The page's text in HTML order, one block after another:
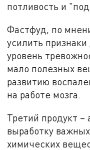
потливость и
Фастфуд, по
усилить
уровень
мало полезных
развитию
на работе мозга.
Третий продукт –
выработку
химических